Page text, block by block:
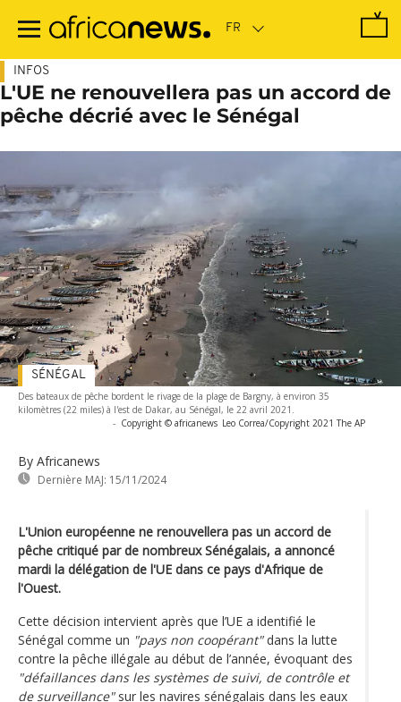
contenu
INFOS
L'UE ne renouvellera pas un accord de
pêche décrié avec le Sénégal
Des bateaux de pêche bordent le rivage de la plage de Bargny, à environ 35
kilomètres (22 miles) à l'est de Dakar, au Sénégal, le 22 avril 2021.
- Copyright © africanews Leo Correa/Copyright 2021 The AP
By Africanews
Dernière MAJ: 15/11/2024
SÉNÉGAL
L'Union européenne ne renouvellera pas un accord de
pêche critiqué par de nombreux Sénégalais, a annoncé
mardi la délégation de l'UE dans ce pays d'Afrique de
l'Ouest.
Cette décision intervient après que l’UE a identifié le
Sénégal comme un "pays non coopérant"dans la lutte
contre la pêche illégale au début de l’année, évoquant des
"défaillances dans les systèmes de suivi, de contrôle et
de surveillance"sur les navires sénégalais dans les eaux